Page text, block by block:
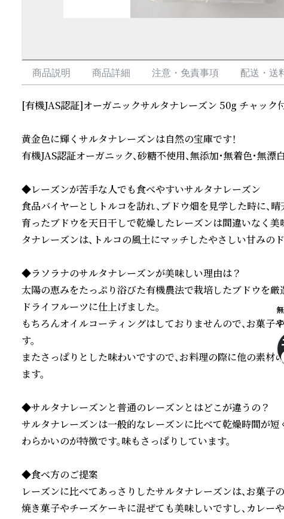
商品説明 商品詳細 注意・免責事項 配送・送
[有機JAS認証]オーガニックサルタナレーズン 50g チャック
黄金色に輝くサルタナレーズンは自然の宝庫です！
有機JAS認証オーガニック、砂糖不使用、無添加・無着色・無漂
◆レーズンが苦手な人でも食べやすいサルタナレーズン
食品バイヤーとしトルコを訪れ、ブドウ畑を見学した時に、
育ったブドウを天日干しで乾燥したレーズンは間違いなく美
タナレーズンは、トルコの風土にマッチしたやさしい甘みの
◆ラソラナのサルタナレーズンが美味しい理由は？
太陽の恵みをたっぷり浴びた有機農法で栽培したブドウを厳
ドライフルーツに仕上げました。
もちろんオイルコーティングはしておりませんので、お菓
す。
またさっぱりとした味わいですので、お料理の際に他の素材
ます。
◆サルタナレーズンと普通のレーズンとはどこが違うの？
サルタナレーズンは一般的なレーズンに比べて乾燥時間が短
わらかいのが特徴です。味もさっぱりしています。
◆食べ方のご提案
レーズンに比べてあっさりしたサルタナレーズンは、お菓子
焼き菓子やチーズケーキに混ぜても美味しいですし、カレー